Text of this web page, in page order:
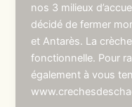
nos 3 milieux
décidé de fermer
et Antarès. La
fonctionnelle. Pour
également à vous